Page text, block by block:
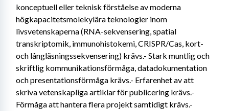
konceptuell eller teknisk förståelse av moderna
högkapacitetsmolekylära teknologier inom
livsvetenskaperna (RNA-sekvensering, spatial
transkriptomik, immunohistokemi, CRISPR/Cas, kort-
och långläsningssekvensering) krävs.- Stark muntlig och
skriftlig kommunikationsförmåga, datadokumentation
och presentationsförmåga krävs.- Erfarenhet av att
skriva vetenskapliga artiklar för publicering krävs.-
Förmåga att hantera flera projekt samtidigt krävs.-